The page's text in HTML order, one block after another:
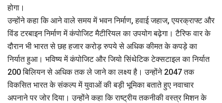
होगा।
उन्होंने कहा कि आने वाले समय में भवन निर्माण, हवाई जहाज, एयरक्राफ्ट और
विंड टरबाइन निर्माण में कंपोजिट मैटीरियल का उपयोग बढ़ेगा। टैरिफ वार के
दौरान भी भारत से छह हजार करोड़ रुपये से अधिक कीमत के कपड़े का
निर्यात हुआ। भविष्य में कंपोजिट और जियो सिंथेटिक टेक्सटाइल का निर्यात
200 बिलियन से अधिक तक ले जाने का लक्ष्य है। उन्होंने 2047 तक
विकसित भारत के संकल्प में युवाओं की बड़ी भूमिका बताते हुए नवाचार
अपनाने पर जोर दिया। उन्होंने कहा कि राष्ट्रीय तकनीकी वस्त्र मिशन के